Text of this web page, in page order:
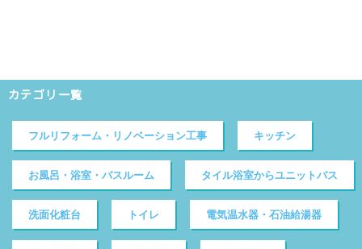
カテゴリ一覧
フルリフォーム・リノベーション工事 キッチン
お風呂・浴室・バスルーム タイル浴室からユニットバス
洗面化粧台 トイレ 電気温水器・石油給湯器